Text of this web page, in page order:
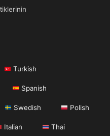
Turkish
Spanish
Swedish Polish
Italian Thai